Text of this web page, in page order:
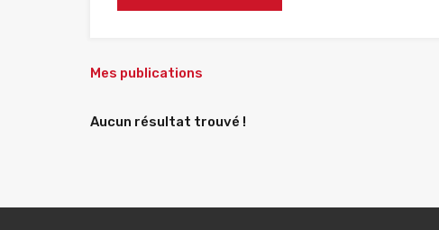
Mes publications
Aucun résultat trouvé !